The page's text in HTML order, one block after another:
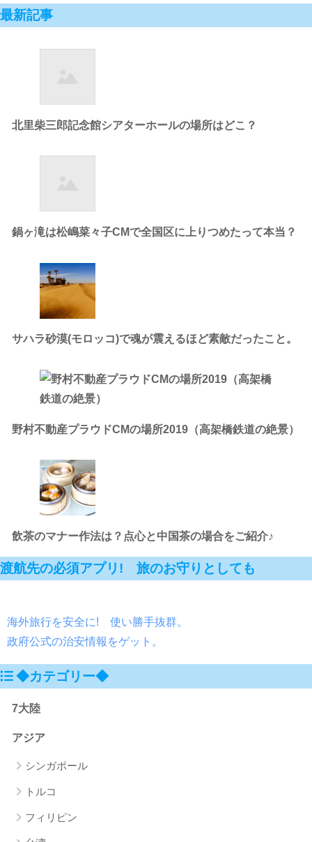
最新記事
北里柴三郎記念館シアターホールの場所はどこ？
鍋ヶ滝は松嶋菜々子CMで全国区に上りつめたって本当？
サハラ砂漠(モロッコ)で魂が震えるほど素敵だったこと。
野村不動産プラウドCMの場所2019（高架橋鉄道の絶景）
飲茶のマナー作法は？点心と中国茶の場合をご紹介♪
渡航先の必須アプリ! 旅のお守りとしても
海外旅行を安全に! 使い勝手抜群。
政府公式の治安情報をゲット。
◆カテゴリー◆
7大陸
アジア
シンガポール
トルコ
フィリピン